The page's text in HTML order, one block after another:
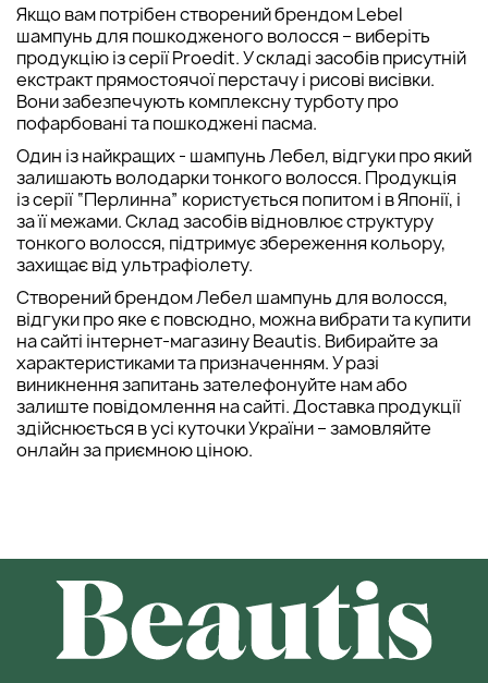
Якщо вам потрібен створений брендом Lebel
шампунь для пошкодженого волосся – виберіть
продукцію із серії Proedit. У складі засобів присутній
екстракт прямостоячої перстачу і рисові висівки.
Вони забезпечують комплексну турботу про
пофарбовані та пошкоджені пасма.
Один із найкращих - шампунь Лебел, відгуки про який
залишають володарки тонкого волосся. Продукція
із серії “Перлинна” користується попитом і в Японії, і
за її межами. Склад засобів відновлює структуру
тонкого волосся, підтримує збереження кольору,
захищає від ультрафіолету.
Створений брендом Лебел шампунь для волосся,
відгуки про яке є повсюдно, можна вибрати та купити
на сайті інтернет-магазину Beautis. Вибирайте за
характеристиками та призначенням. У разі
виникнення запитань зателефонуйте нам або
залиште повідомлення на сайті. Доставка продукції
здійснюється в усі куточки України – замовляйте
онлайн за приємною ціною.